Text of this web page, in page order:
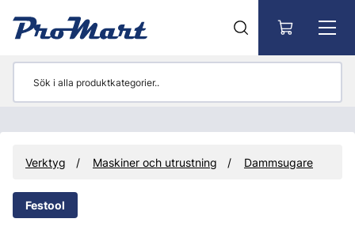
Verktyg Maskiner och utrustning Dammsugare
Festool